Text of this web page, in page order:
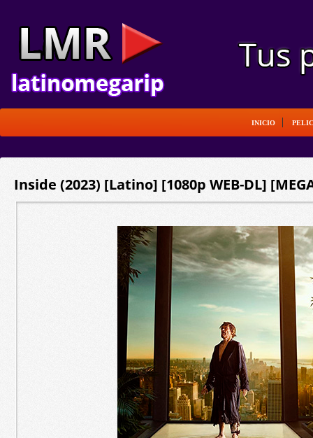
INICIO
Inside (2023) [Latino] [1080p WEB-DL]